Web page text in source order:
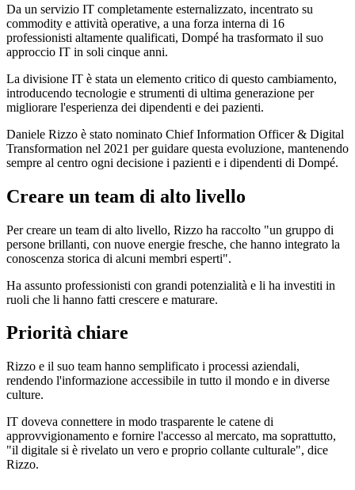
Da un servizio IT completamente esternalizzato, incentrato su
commodity e attività operative, a una forza interna di 16
professionisti altamente qualificati, Dompé ha trasformato il suo
approccio IT in soli cinque anni.
La divisione IT è stata un elemento critico di questo cambiamento,
introducendo tecnologie e strumenti di ultima generazione per
migliorare l'esperienza dei dipendenti e dei pazienti.
Daniele Rizzo è stato nominato Chief Information Officer & Digital
Transformation nel 2021 per guidare questa evoluzione, mantenendo
sempre al centro ogni decisione i pazienti e i dipendenti di Dompé.
Creare un team di alto livello
Per creare un team di alto livello, Rizzo ha raccolto "un gruppo di
persone brillanti, con nuove energie fresche, che hanno integrato la
conoscenza storica di alcuni membri esperti".
Ha assunto professionisti con grandi potenzialità e li ha investiti in
ruoli che li hanno fatti crescere e maturare.
Priorità chiare
Rizzo e il suo team hanno semplificato i processi aziendali,
rendendo l'informazione accessibile in tutto il mondo e in diverse
culture.
IT doveva connettere in modo trasparente le catene di
approvvigionamento e fornire l'accesso al mercato, ma soprattutto,
"il digitale si è rivelato un vero e proprio collante culturale", dice
Rizzo.